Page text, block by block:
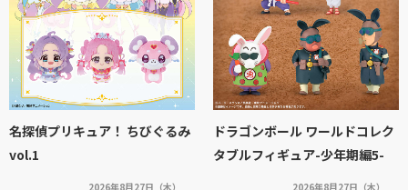
名探偵プリキュア！ ちびぐるみ
vol.1
2026年8月27日（木）
ドラゴンボール ワールドコレク
タブルフィギュア-少年期編5-
2026年8月27日（木）